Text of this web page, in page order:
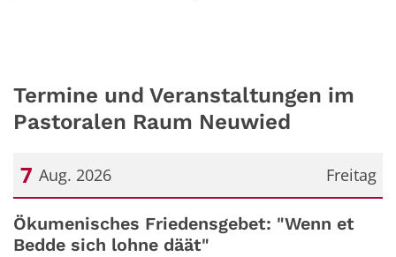
Termine und Veranstaltungen im
Pastoralen Raum Neuwied
Freitag
7 Aug. 2026
Datum: 7. August 2026
Ökumenisches Friedensgebet: "Wenn et
Bedde sich lohne däät"